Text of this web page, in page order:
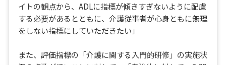
イトの観点から、ADLに指標が傾きすぎないように配慮
する必要があるとともに、介護従事者が心身ともに無理
をしない指標にしていただきたい」
また、評価指標の「介護に関する入門的研修」の実施状